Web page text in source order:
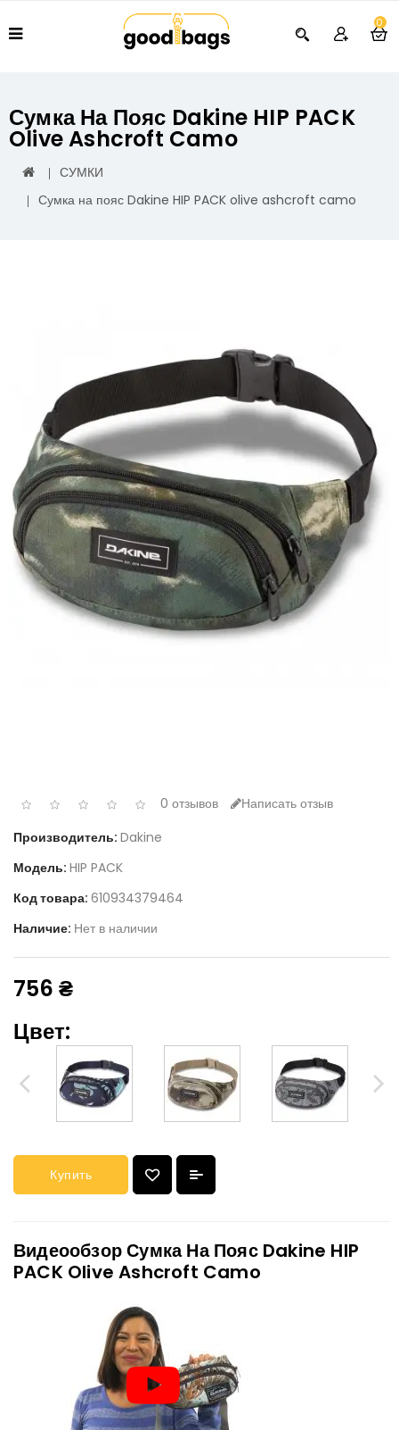
0
Сумка На Пояс Dakine HIP PACK
Olive Ashcroft Camo
СУМКИ
Сумка на пояс Dakine HIP PACK olive ashcroft camo
0 отзывов
Написать отзыв
Производитель: Dakine
Модель: HIP PACK
Код товара: 610934379464
Наличие: Нет в наличии
756 ₴
Цвет:
Купить
Видеообзор Сумка На Пояс Dakine HIP
PACK Olive Ashcroft Camo